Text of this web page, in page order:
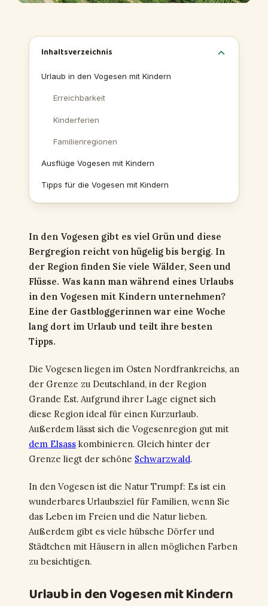
Inhaltsverzeichnis
Urlaub in den Vogesen mit Kindern
Erreichbarkeit
Kinderferien
Familienregionen
Ausflüge Vogesen mit Kindern
Tipps für die Vogesen mit Kindern
In den Vogesen gibt es viel Grün und diese
Bergregion reicht von hügelig bis bergig. In
der Region finden Sie viele Wälder, Seen und
Flüsse. Was kann man während eines Urlaubs
in den Vogesen mit Kindern unternehmen?
Eine der Gastbloggerinnen war eine Woche
lang dort im Urlaub und teilt ihre besten
Tipps.
Die Vogesen liegen im Osten Nordfrankreichs, an
der Grenze zu Deutschland, in der Region
Grande Est. Aufgrund ihrer Lage eignet sich
diese Region ideal für einen Kurzurlaub.
Außerdem lässt sich die Vogesenregion gut mit
dem Elsass kombinieren. Gleich hinter der
Grenze liegt der schöne Schwarzwald.
In den Vogesen ist die Natur Trumpf: Es ist ein
wunderbares Urlaubsziel für Familien, wenn Sie
das Leben im Freien und die Natur lieben.
Außerdem gibt es viele hübsche Dörfer und
Städtchen mit Häusern in allen möglichen Farben
zu besichtigen.
Urlaub in den Vogesen mit Kindern